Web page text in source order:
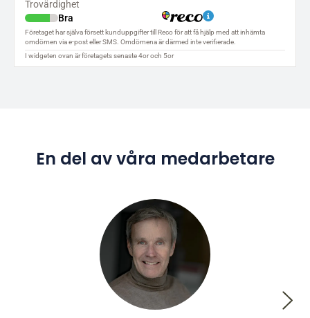
En del av våra medarbetare